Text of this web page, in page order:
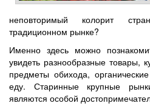
неповторимый колорит
традиционном рынке?
Именно здесь можно
увидеть разнообразные товары,
предметы обихода,
еду. Старинные крупные
являются особой